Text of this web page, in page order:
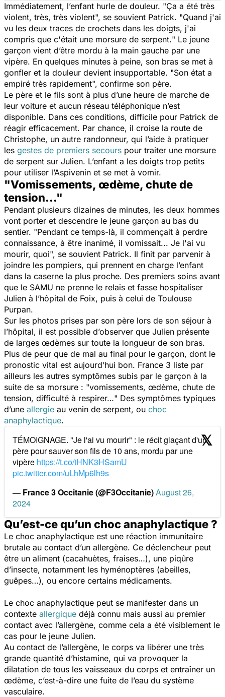
Immédiatement, l’enfant hurle de douleur. "Ça a été très
violent, très, très violent", se souvient Patrick. "Quand j'ai
vu les deux traces de crochets dans les doigts, j'ai
compris que c'était une morsure de serpent." Le jeune
garçon vient d’être mordu à la main gauche par une
vipère. En quelques minutes à peine, son bras se met à
gonfler et la douleur devient insupportable. "Son état a
empiré très rapidement", confirme son père.
Le père et le fils sont à plus d’une heure de marche de
leur voiture et aucun réseau téléphonique n’est
disponible. Dans ces conditions, difficile pour Patrick de
réagir efficacement. Par chance, il croise la route de
Christophe, un autre randonneur, qui l’aide à pratiquer
les gestes de premiers secours pour traiter une morsure
de serpent sur Julien. L’enfant a les doigts trop petits
pour utiliser l’Aspivenin et se met à vomir.
"Vomissements, œdème, chute de
tension..."
Pendant plusieurs dizaines de minutes, les deux hommes
vont porter et descendre le jeune garçon au bas du
sentier. "Pendant ce temps-là, il commençait à perdre
connaissance, à être inanimé, il vomissait... Je l'ai vu
mourir, quoi", se souvient Patrick. Il finit par parvenir à
joindre les pompiers, qui prennent en charge l’enfant
dans la caserne la plus proche. Des premiers soins avant
que le SAMU ne prenne le relais et fasse hospitaliser
Julien à l’hôpital de Foix, puis à celui de Toulouse
Purpan.
Sur les photos prises par son père lors de son séjour à
l’hôpital, il est possible d’observer que Julien présente
de larges œdèmes sur toute la longueur de son bras.
Plus de peur que de mal au final pour le garçon, dont le
pronostic vital est aujourd’hui bon. France 3 liste par
ailleurs les autres symptômes subis par le garçon à la
suite de sa morsure : "vomissements, œdème, chute de
tension, difficulté à respirer…" Des symptômes typiques
d’une allergie au venin de serpent, ou choc
anaphylactique.
TÉMOIGNAGE. "Je l'ai vu mourir" : le récit glaçant d'un
père pour sauver son fils de 10 ans, mordu par une
vipère https://t.co/tHNK3HSamU
pic.twitter.com/uLhMp6lh9s
— France 3 Occitanie (@F3Occitanie)August 26,
2024
Qu’est-ce qu’un choc anaphylactique ?
Le choc anaphylactique est une réaction immunitaire
brutale au contact d’un allergène. Ce déclencheur peut
être un aliment (cacahuètes, fraises…), une piqûre
d’insecte, notamment les hyménoptères (abeilles,
guêpes…), ou encore certains médicaments.
Le choc anaphylactique peut se manifester dans un
contexte allergique déjà connu mais aussi au premier
contact avec l’allergène, comme cela a été visiblement le
cas pour le jeune Julien.
Au contact de l’allergène, le corps va libérer une très
grande quantité d’histamine, qui va provoquer la
dilatation de tous les vaisseaux du corps et entraîner un
œdème, c’est-à-dire une fuite de l’eau du système
vasculaire.